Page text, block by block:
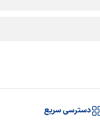
دسترسی سریع